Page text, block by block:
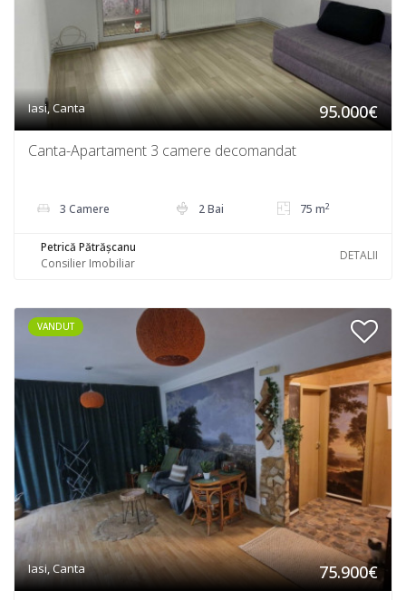
Iasi, Canta 95.000€
Canta-Apartament 3 camere decomandat
3 Camere 2 Bai 75 m2
Petrică Pătrășcanu
Consilier Imobiliar
DETALII
VANDUT
Iasi, Canta 75.900€